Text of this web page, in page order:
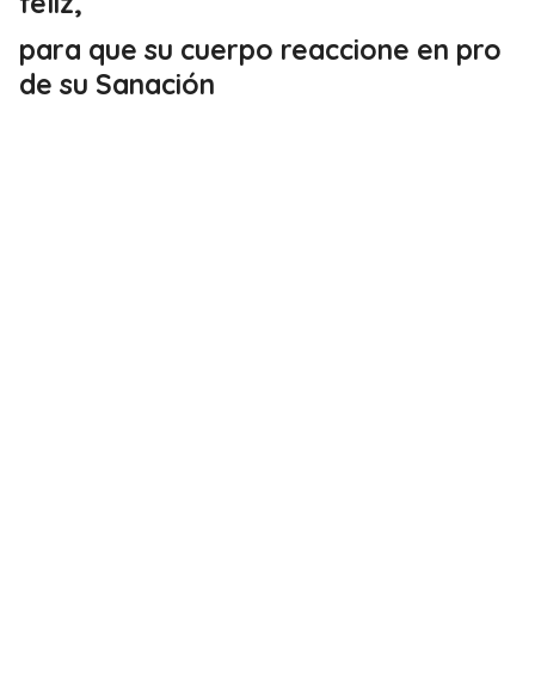
para que su cuerpo reaccione en pro
de su Sanación